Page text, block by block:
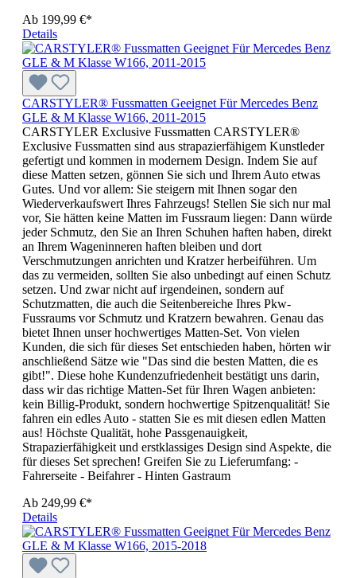
Ab 199,99 €*
Details
CARSTYLER® Fussmatten Geeignet Für Mercedes Benz
GLE & M Klasse W166, 2011-2015
CARSTYLER Exclusive Fussmatten CARSTYLER®
Exclusive Fussmatten sind aus strapazierfähigem Kunstleder
gefertigt und kommen in modernem Design. Indem Sie auf
diese Matten setzen, gönnen Sie sich und Ihrem Auto etwas
Gutes. Und vor allem: Sie steigern mit Ihnen sogar den
Wiederverkaufswert Ihres Fahrzeugs! Stellen Sie sich nur mal
vor, Sie hätten keine Matten im Fussraum liegen: Dann würde
jeder Schmutz, den Sie an Ihren Schuhen haften haben, direkt
an Ihrem Wageninneren haften bleiben und dort
Verschmutzungen anrichten und Kratzer herbeiführen. Um
das zu vermeiden, sollten Sie also unbedingt auf einen Schutz
setzen. Und zwar nicht auf irgendeinen, sondern auf
Schutzmatten, die auch die Seitenbereiche Ihres Pkw-
Fussraums vor Schmutz und Kratzern bewahren. Genau das
bietet Ihnen unser hochwertiges Matten-Set. Von vielen
Kunden, die sich für dieses Set entschieden haben, hörten wir
anschließend Sätze wie "Das sind die besten Matten, die es
gibt!". Diese hohe Kundenzufriedenheit bestätigt uns darin,
dass wir das richtige Matten-Set für Ihren Wagen anbieten:
kein Billig-Produkt, sondern hochwertige Spitzenqualität! Sie
fahren ein edles Auto - statten Sie es mit diesen edlen Matten
aus! Höchste Qualität, hohe Passgenauigkeit,
Strapazierfähigkeit und erstklassiges Design sind Aspekte, die
für dieses Set sprechen! Greifen Sie zu Lieferumfang: -
Fahrerseite - Beifahrer - Hinten Gastraum
Ab 249,99 €*
Details